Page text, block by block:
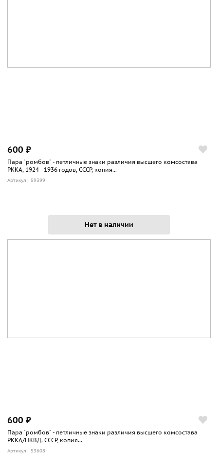
600 ₽
Пара "ромбов" - петличные знаки различия высшего комсостава
РККА, 1924 - 1936 годов, СССР, копия...
Артикул: 59399
Нет в наличии
600 ₽
Пара "ромбов" - петличные знаки различия высшего комсостава
РККА/НКВД. СССР, копия...
Артикул: 53608